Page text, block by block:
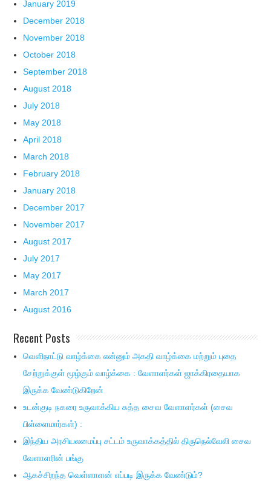
January 2019
December 2018
November 2018
October 2018
September 2018
August 2018
July 2018
May 2018
April 2018
March 2018
February 2018
January 2018
December 2017
November 2017
August 2017
July 2017
May 2017
March 2017
August 2016
Recent Posts
வெளிநாட்டு வாழ்க்கை என்னும் அகதி வாழ்க்கை மற்றும் புதை
சேற்றுக்குள் மூழ்கும் வாழ்க்கை : வேளாளர்கள் ஜாக்கிரதையாக
இருக்க வேண்டுகிறேன்
உடன்குடி நகரை உருவாக்கிய சுத்த சைவ வேளாளர்கள் (சைவ
பிள்ளைமார்கள்) :
இந்திய அரசியலமைப்பு சட்டம் உருவாக்கத்தில் திருநெல்வேலி சைவ
வேளாளரின் பங்கு
ஆகச்சிறந்த வெள்ளாளன் எப்படி இருக்க வேண்டும்?